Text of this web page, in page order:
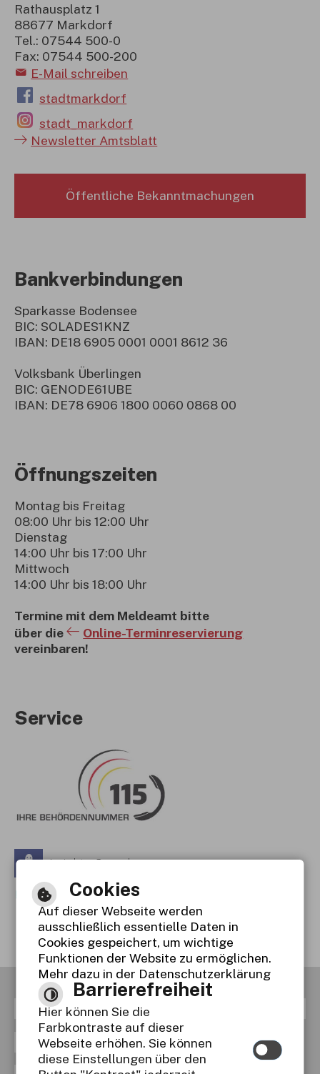
Rathausplatz 1
88677 Markdorf
Tel.: 07544 500-0
Fax: 07544 500-200
E-Mail schreiben
stadtmarkdorf
stadt_markdorf
Newsletter Amtsblatt
Öffentliche Bekanntmachungen
Bankverbindungen
Sparkasse Bodensee
BIC: SOLADES1KNZ
IBAN: DE18 6905 0001 0001 8612 36
Volksbank Überlingen
BIC: GENODE61UBE
IBAN: DE78 6906 1800 0060 0868 00
Öffnungszeiten
Montag bis Freitag
08:00 Uhr bis 12:00 Uhr
Dienstag
14:00 Uhr bis 17:00 Uhr
Mittwoch
14:00 Uhr bis 18:00 Uhr
Termine mit dem Meldeamt bitte
über die
Online-Terminreservierung
vereinbaren!
Service
Leichte Sprache
Gebärdensprache
Barrierefreie Ansicht
RSS Inhaltsverzeichnis
Datenschutzerklärung
Cookies
Auf dieser Webseite werden
ausschließlich essentielle Daten in
Cookies gespeichert, um wichtige
Funktionen der Website zu ermöglichen.
Mehr dazu in der Datenschutzerklärung
Barrierefreiheit
Hier können Sie die
Farbkontraste auf dieser
Webseite erhöhen. Sie können
diese Einstellungen über den